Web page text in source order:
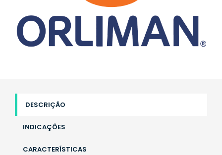
DESCRIÇÃO
INDICAÇÕES
CARACTERÍSTICAS